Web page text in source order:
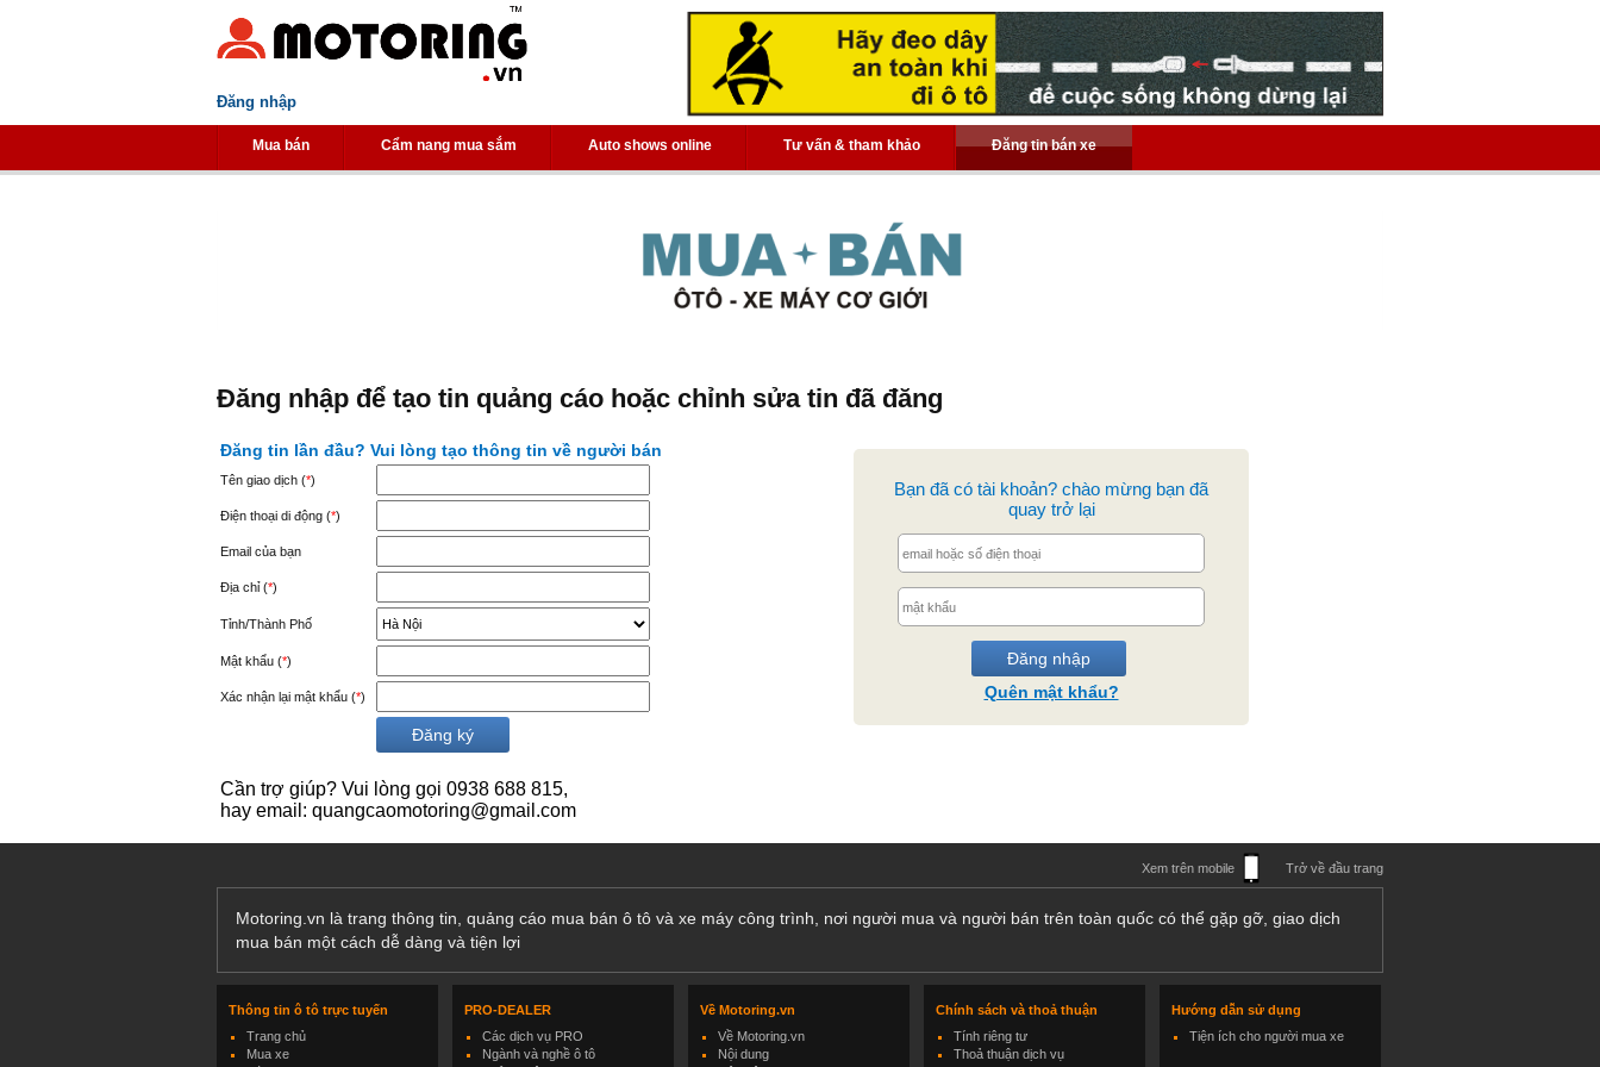
Đăng nhập
Mua bán Cẩm nang mua sắm Auto shows online Tư vấn & tham khảo Đăng tin bán xe
Đăng nhập để tạo tin quảng cáo hoặc chỉnh sửa tin đã đăng
Đăng tin lần đầu? Vui lòng tạo thông tin về người bán
Tên giao dịch (*)
Điện thoại di động (*)
Email của bạn
Địa chỉ (*)
Tỉnh/Thành Phố
Mật khẩu (*)
Xác nhận lại mật khẩu (*)
Cần trợ giúp? Vui lòng gọi 0938 688 815,
hay email: quangcaomotoring@gmail.com
Bạn đã có tài khoản? chào mừng bạn đã
quay trở lại
Quên mật khẩu?
Xem trên mobile Trở về đầu trang
Motoring.vn là trang thông tin, quảng cáo mua bán ô tô và xe máy công trình, nơi người mua và người bán trên toàn quốc có thể gặp gỡ, giao dịch
mua bán một cách dễ dàng và tiện lợi
Thông tin ô tô trực tuyến
Trang chủ
Mua xe
PRO-DEALER
Các dịch vụ PRO
Ngành và nghề ô tô
Về Motoring.vn
Về Motoring.vn
Nội dung
Chính sách và thoả thuận
Tính riêng tư
Thoả thuận dịch vụ
Hướng dẫn sử dụng
Tiện ích cho người mua xe